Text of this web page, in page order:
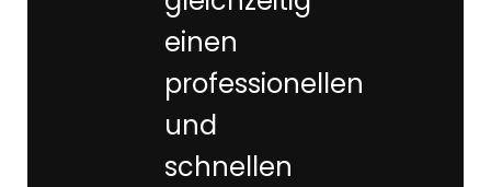
einen
professionellen
und
schnellen